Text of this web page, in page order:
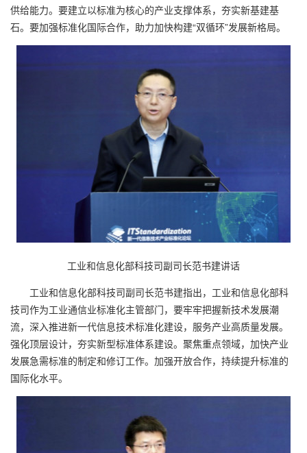
供给能力。要建立以标准为核心的产业支撑体系，夯实新基建基
石。要加强标准化国际合作，助力加快构建“双循环”发展新格局。
工业和信息化部科技司副司长范书建讲话
工业和信息化部科技司副司长范书建指出，工业和信息化部科
技司作为工业通信业标准化主管部门，要牢牢把握新技术发展潮
流，深入推进新一代信息技术标准化建设，服务产业高质量发展。
强化顶层设计，夯实新型标准体系建设。聚焦重点领域，加快产业
发展急需标准的制定和修订工作。加强开放合作，持续提升标准的
国际化水平。